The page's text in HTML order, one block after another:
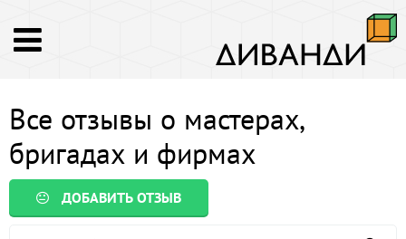
Все отзывы о мастерах,
бригадах и фирмах
ДОБАВИТЬ ОТЗЫВ